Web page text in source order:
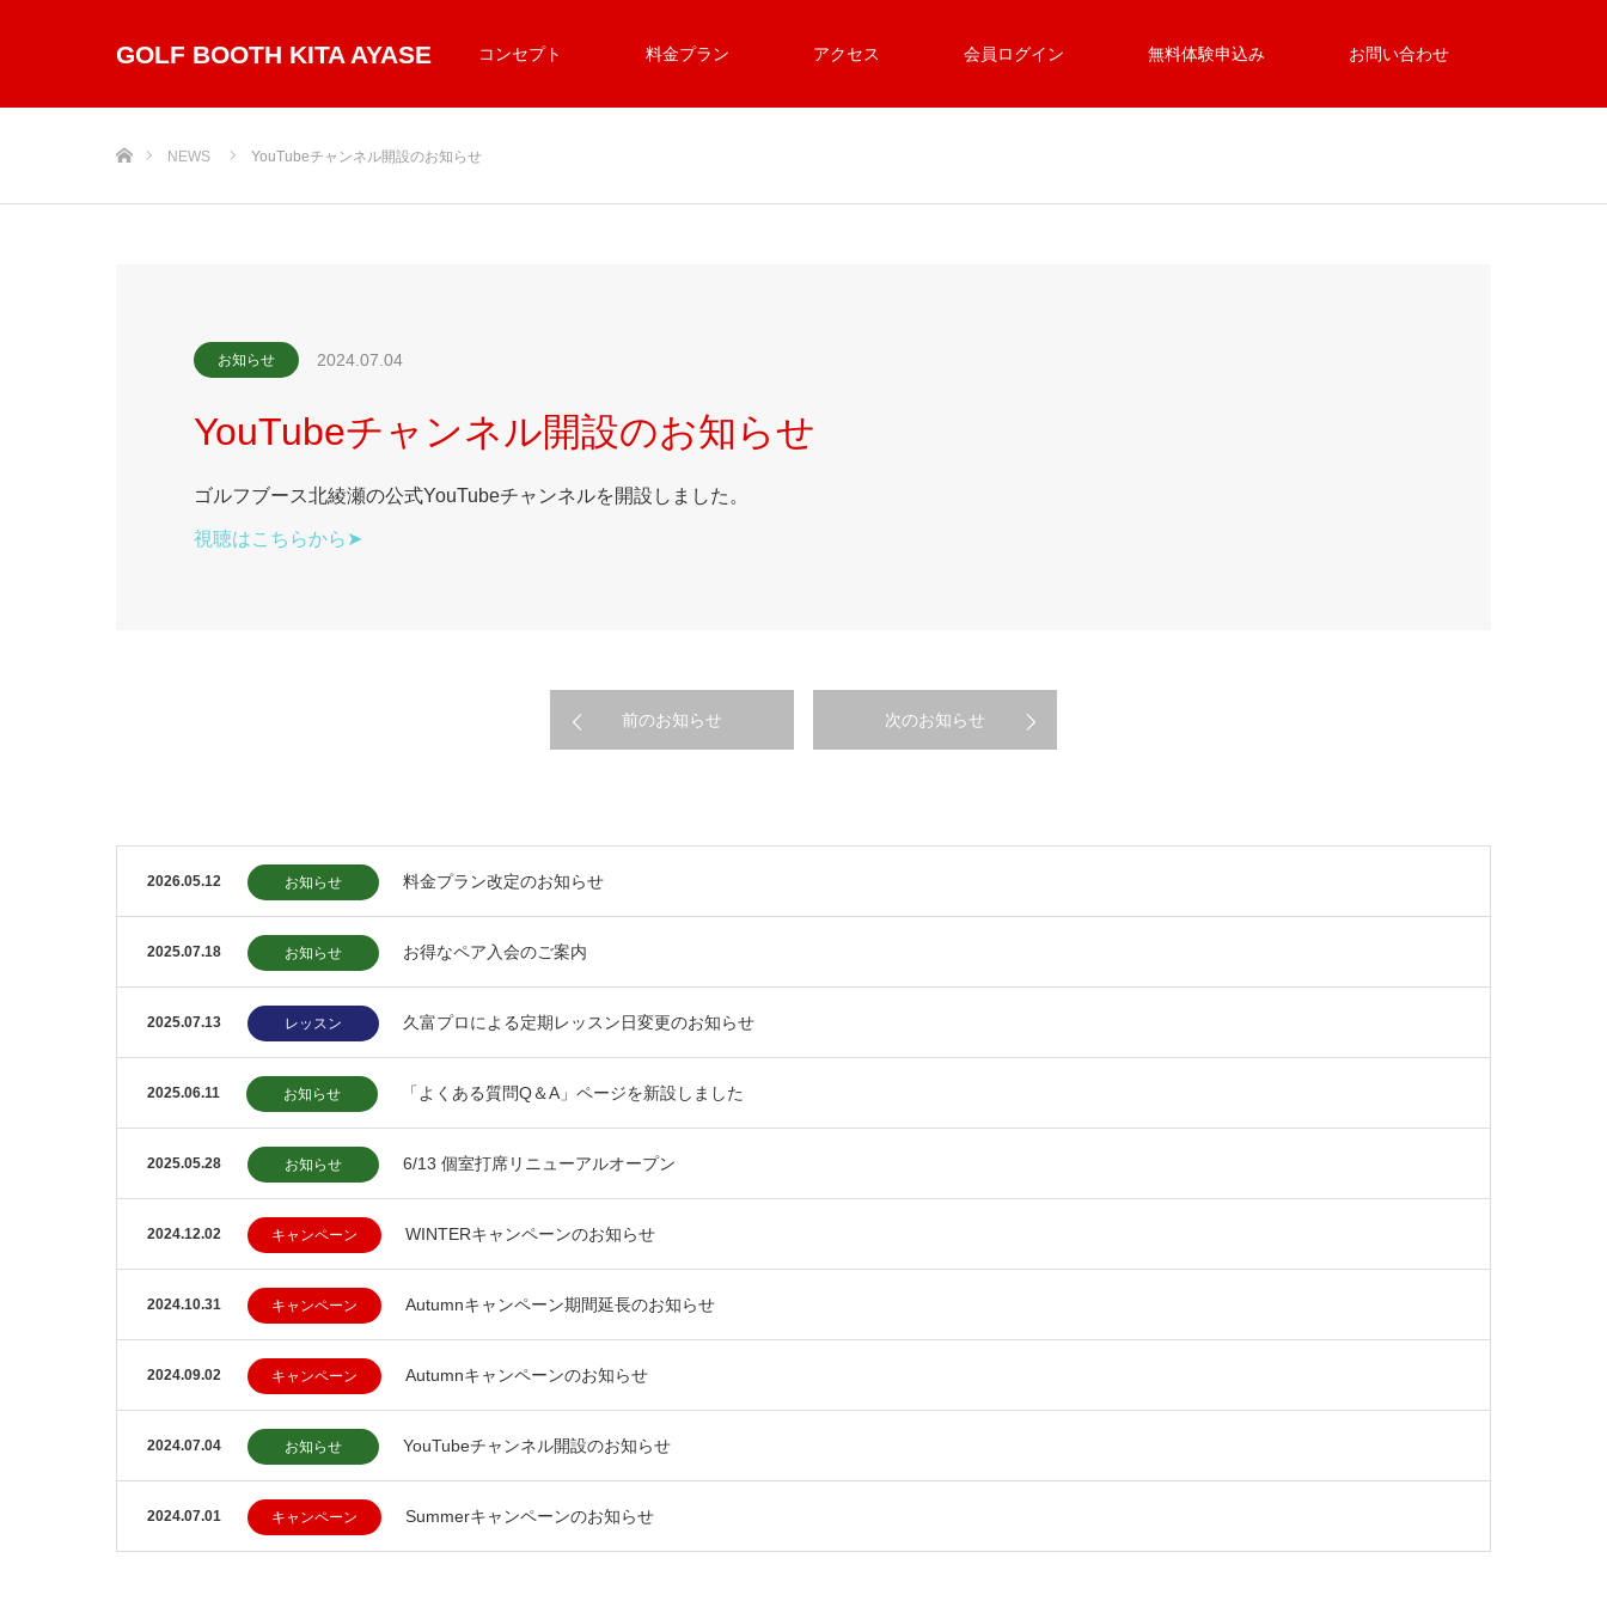
GOLF BOOTH KITA AYASE コンセプト 料金プラン アクセス 会員ログイン 無料体験申込み お問い合わせ
NEWS YouTubeチャンネル開設のお知らせ
お知らせ 2024.07.04
YouTubeチャンネル開設のお知らせ
ゴルフブース北綾瀬の公式YouTubeチャンネルを開設しました。
視聴はこちらから➤
前のお知らせ 次のお知らせ
2026.05.12 お知らせ 料金プラン改定のお知らせ
2025.07.18 お知らせ お得なペア入会のご案内
2025.07.13 レッスン 久富プロによる定期レッスン日変更のお知らせ
2025.06.11 お知らせ 「よくある質問Q＆A」ページを新設しました
2025.05.28 お知らせ 6/13 個室打席リニューアルオープン
2024.12.02 キャンペーン WINTERキャンペーンのお知らせ
2024.10.31 キャンペーン Autumnキャンペーン期間延長のお知らせ
2024.09.02 キャンペーン Autumnキャンペーンのお知らせ
2024.07.04 お知らせ YouTubeチャンネル開設のお知らせ
2024.07.01 キャンペーン Summerキャンペーンのお知らせ